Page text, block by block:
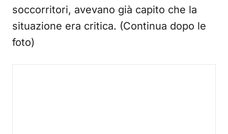
soccorritori, avevano già capito che la
situazione era critica. (Continua dopo le
foto)